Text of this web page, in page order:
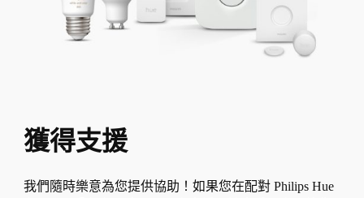
獲得支援
我們隨時樂意為您提供協助！如果您在配對 Philips Hue